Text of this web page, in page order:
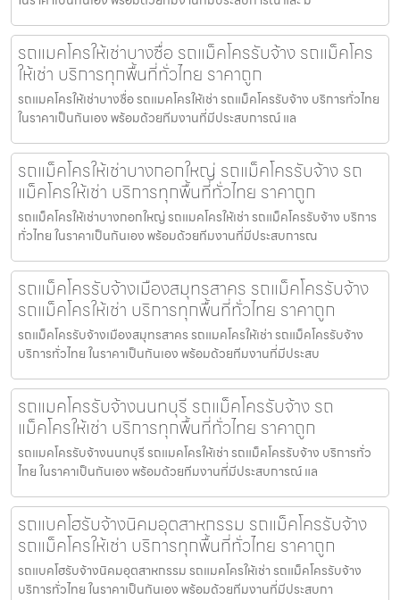
รถแมคโครให้เช่าบางซื่อ รถแม็คโครรับจ้าง รถแม็คโคร
ให้เช่า บริการทุกพื้นที่ทั่วไทย ราคาถูก
รถแมคโครให้เช่าบางซื่อ รถแมคโครให้เช่า รถแม็คโครรับจ้าง บริการทั่วไทย
ในราคาเป็นกันเอง พร้อมด้วยทีมงานที่มีประสบการณ์ แล
รถแม็คโครให้เช่าบางกอกใหญ่ รถแม็คโครรับจ้าง รถ
แม็คโครให้เช่า บริการทุกพื้นที่ทั่วไทย ราคาถูก
รถแม็คโครให้เช่าบางกอกใหญ่ รถแมคโครให้เช่า รถแม็คโครรับจ้าง บริการ
ทั่วไทย ในราคาเป็นกันเอง พร้อมด้วยทีมงานที่มีประสบการณ
รถแม็คโครรับจ้างเมืองสมุทรสาคร รถแม็คโครรับจ้าง
รถแม็คโครให้เช่า บริการทุกพื้นที่ทั่วไทย ราคาถูก
รถแม็คโครรับจ้างเมืองสมุทรสาคร รถแมคโครให้เช่า รถแม็คโครรับจ้าง
บริการทั่วไทย ในราคาเป็นกันเอง พร้อมด้วยทีมงานที่มีประสบ
รถแมคโครรับจ้างนนทบุรี รถแม็คโครรับจ้าง รถ
แม็คโครให้เช่า บริการทุกพื้นที่ทั่วไทย ราคาถูก
รถแมคโครรับจ้างนนทบุรี รถแมคโครให้เช่า รถแม็คโครรับจ้าง บริการทั่ว
ไทย ในราคาเป็นกันเอง พร้อมด้วยทีมงานที่มีประสบการณ์ แล
รถแบคโฮรับจ้างนิคมอุตสาหกรรม รถแม็คโครรับจ้าง
รถแม็คโครให้เช่า บริการทุกพื้นที่ทั่วไทย ราคาถูก
รถแบคโฮรับจ้างนิคมอุตสาหกรรม รถแมคโครให้เช่า รถแม็คโครรับจ้าง
บริการทั่วไทย ในราคาเป็นกันเอง พร้อมด้วยทีมงานที่มีประสบกา